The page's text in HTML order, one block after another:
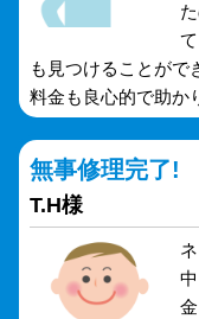
も見つけることがで
料金も良心的で助か
無事修理完了!
T.H様